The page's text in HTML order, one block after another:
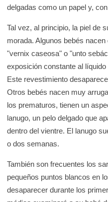
ldelgadas como un papel y,
Tal vez, al principio, la piel de
morada. Algunos bebés
"vernix caseosa" o "unto
exposición constante al
Este revestimiento
Otros bebés nacen muy
los prematuros, tienen un
lanugo, un pelo delgado que
dentro del vientre. El lanugo
o dos semanas.
También son frecuentes los
pequeños puntos blancos en
desaparecer durante los